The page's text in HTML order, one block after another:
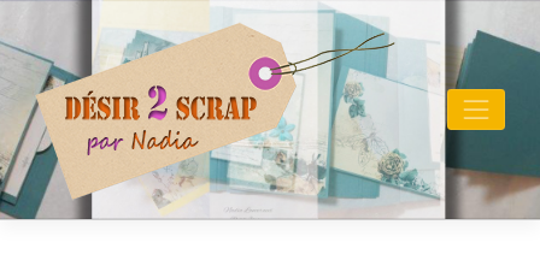
content